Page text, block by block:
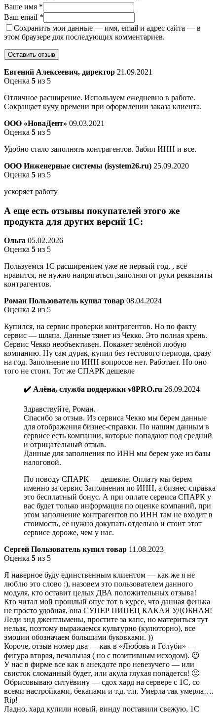
Ваше имя *
Ваш email *
Сохранить мои данные — имя, email и адрес сайта — в
этом браузере для последующих комментариев.
Евгений Алексеевич, директор 21.09.2021
Оценка 5 из 5
Отличное расширение. Используем ежедневно в работе.
Сокращает кучу времени при оформлении заказа клиента.
ООО «НоваДент» 09.03.2021
Оценка 5 из 5
Удобно стало заполнять контрагентов. Забил ИНН и все.
ООО Инженерные системы (isystem26.ru) 25.09.2020
Оценка 5 из 5
ускоряет работу
А еще есть отзывы покупателей этого же
продукта для других версий 1С:
Ольга 05.02.2026
Оценка 5 из 5
Пользуемся 1С расширением уже не первый год, , всё
нравится, не нужно напрягаться ,заполняя от руки реквизиты
контрагентов.
Роман Пользователь купил товар 08.04.2024
Оценка 2 из 5
Купился, на сервис проверки контрагентов. Но по факту
сервис — шляпа. Данные тянет из Чекко. Это полная хрень.
Сервис Чекко необъективен. Покажет зелёной любую
компанию. Ну сам дурак, купил без тестового периода, сразу
на год. Заполнение по ИНН вопросов нет. Работает. Но оно
того не стоит. Тот же СПАРК дешевле
✔️ Алёна, служба поддержки v8PRO.ru 26.09.2024
Здравствуйте, Роман.
Спасибо за отзыв. Из сервиса Чекко мы берем данные
для отображения бизнес-справки. По нашим данным в
сервисе есть компании, которые попадают под средний
и отрицательный отзыв.
Данные для заполнения по ИНН мы берем уже из базы
налоговой.
По поводу СПАРК — дешевле. Оплату мы берем
именно за сервис Заполнения по ИНН, а бизнес-справка
это бесплатный бонус. А при оплате сервиса СПАРК у
вас будет только информация по оценке компаний, при
этом заполнение контрагентов по ИНН там не входит в
стоимость, ее нужно докупать отдельно и стоит этот
сервисе дороже, чем у нас.
Сергей Пользователь купил товар 11.08.2023
Оценка 5 из 5
Я наверное буду единственным клиентом — как же я не
люблю это слово :), назовем это пользователем данного
модуля, кто оставит целых ДВА положительных отзыва!
Кто читал мой прошлый опус тот в курсе, что данная фенька
не просто удобная, она СУПЕР ПИПЕЦ КАКАЯ УДОБНАЯ!
Леди энд джентльмены, простите за капс, но материться тут
нельзя, поэтому выражаемся культурно (кулюторно), все
эмоции обозначаем большими буковками. ))
Короче, отзыв номер два — как в «Любовь и Голуби» —
фигура вторая, печальная ( но с позитивным исходом). 😉
У нас в фирме все как в анекдоте про невезучего — или
свисток сломанный будет, или акула глухая попадется! 🙂
Обрисовываю ситуёвину — сдох хард на сервере с 1С, со
всеми настройками, бекапами и т.д. т.п. Умерла так умерла….
Rip!
Ладно, хард купили новый, винду поставили свежую, 1С